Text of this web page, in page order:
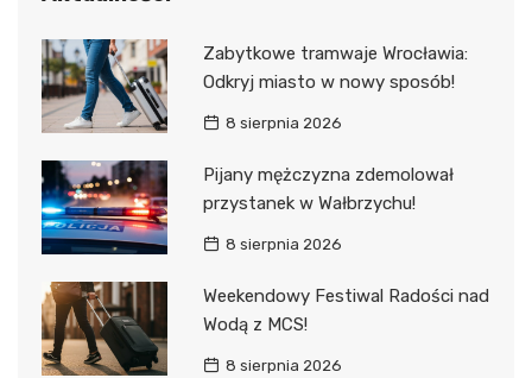
Zabytkowe tramwaje Wrocławia:
Odkryj miasto w nowy sposób!
8 sierpnia 2026
Pijany mężczyzna zdemolował
przystanek w Wałbrzychu!
8 sierpnia 2026
Weekendowy Festiwal Radości nad
Wodą z MCS!
8 sierpnia 2026